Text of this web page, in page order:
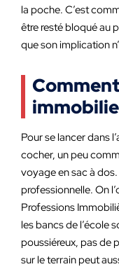
la poche. C’est
être resté bloqué au
que son implication
Pour se lancer dans
cocher, un peu
voyage en sac à
professionnelle. On
Professions
les bancs de l’école
poussiéreux, pas de
sur le terrain peut